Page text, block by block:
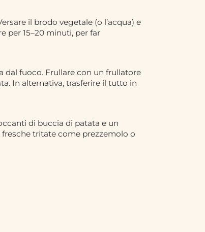
il brodo vegetale (o l’acqua) e
per 15–20 minuti, per far
dal fuoco. Frullare con un frullatore
In alternativa, trasferire il tutto in
di buccia di patata e un
fresche tritate come prezzemolo o